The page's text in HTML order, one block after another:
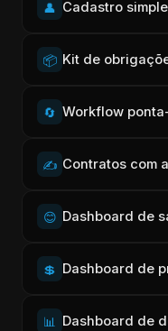
👤 Cadastro
📦 Kit de
🔄 Workflow
✍️ Contratos com
😊 Dashboard de
💲 Dashboard de
📊 Dashboard de